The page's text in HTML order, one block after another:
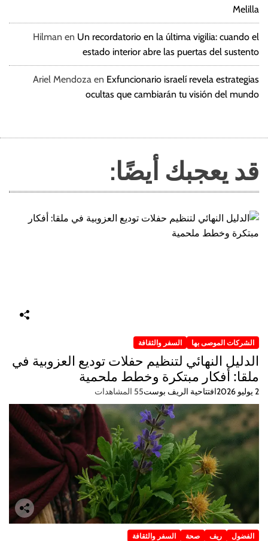
Melilla
Hilman en Un recordatorio en la última vigilia: cuando el
estado interior abre las puertas del sustento
Ariel Mendoza en Exfuncionario israelí revela estrategias
ocultas que cambiarán tu visión del mundo
قد يعجبك أيضًا:
الشركات الموصى بها السفر والثقافة
الدليل النهائي لتنظيم حفلات توديع العزوبية في
ملقا: أفكار مبتكرة وخطط ملحمية
2 يوليو 2026 افتتاحية الريف بوست55 المشاهدات
الفضول ريف صحة السفر والثقافة